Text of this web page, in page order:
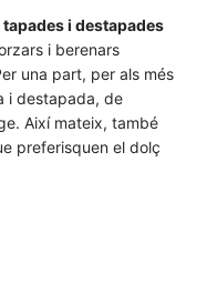
i destapades
i berenars
una part, per als més
i destapada, de
Així mateix, també
preferisquen el dolç